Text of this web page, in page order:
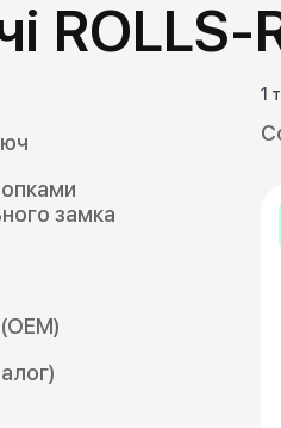
ключі
ROLLS-
1
замка